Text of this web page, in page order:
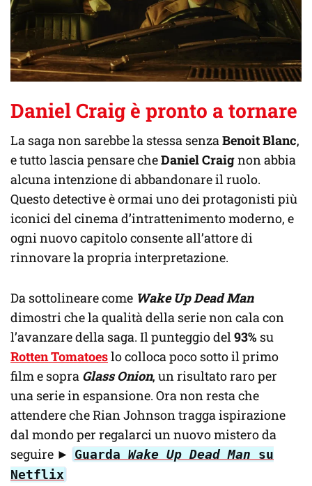
Daniel Craig è pronto a tornare
La saga non sarebbe la stessa senzaBenoit Blanc,
e tutto lascia pensare cheDaniel Craignon abbia
alcuna intenzione di abbandonare il ruolo.
Questo detective è ormai uno dei protagonisti più
iconici del cinema d’intrattenimento moderno, e
ogni nuovo capitolo consente all’attore di
rinnovare la propria interpretazione.
Da sottolineare come Wake Up Dead Man
dimostri che la qualità della serie non cala con
l’avanzare della saga. Il punteggio del93% su
Rotten Tomatoeslo colloca poco sotto il primo
film e sopra Glass Onion, un risultato raro per
una serie in espansione. Ora non resta che
attendere che Rian Johnson tragga ispirazione
dal mondo per regalarci un nuovo mistero da
seguire ►
Guarda Wake Up Dead Man su
Netflix